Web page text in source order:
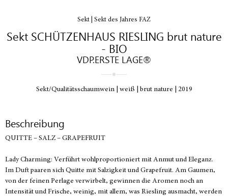
Sekt | Sekt des Jahres FAZ
Sekt SCHÜTZENHAUS RIESLING brut nature
- BIO
VDP.ERSTE LAGE®
Sekt/Qualitätsschaumwein weiß brut nature 2019
Beschreibung
QUITTE – SALZ – GRAPEFRUIT
Lady Charming: Verführt wohlproportioniert mit Anmut und Eleganz.
Im Duft paaren sich Quitte mit Salzigkeit und Grapefruit. Am Gaumen,
von der feinen Perlage verwirbelt, gewinnen die Aromen noch an
Intensität und Frische, weinig, mit allem, was Riesling ausmacht, werden